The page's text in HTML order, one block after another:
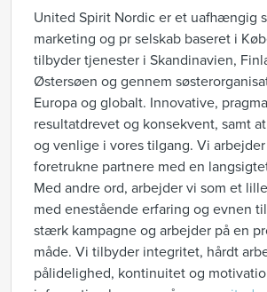
United Spirit Nordic er et uafhængig
marketing og pr selskab baseret i
tilbyder tjenester i Skandinavien,
Østersøen og gennem
Europa og globalt. Innovative,
resultatdrevet og konsekvent, samt
og venlige i vores tilgang. Vi
foretrukne partnere med en
Med andre ord, arbejder vi som et
med enestående erfaring og evnen
stærk kampagne og arbejder på en
måde. Vi tilbyder integritet, hårdt
pålidelighed, kontinuitet og